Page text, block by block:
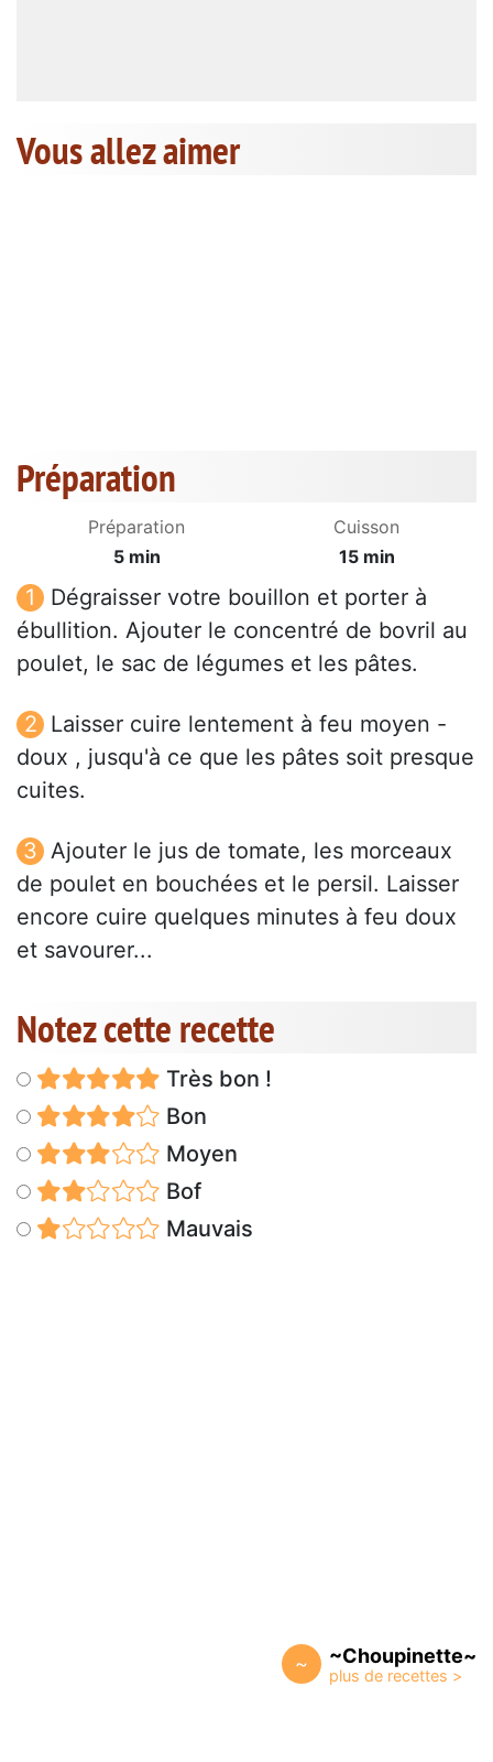
Vous allez aimer
Préparation
Préparation
5 min
Cuisson
15 min
Dégraisser votre bouillon et porter à
ébullition. Ajouter le concentré de bovril au
poulet, le sac de légumes et les pâtes.
Laisser cuire lentement à feu moyen -
doux , jusqu'à ce que les pâtes soit presque
cuites.
Ajouter le jus de tomate, les morceaux
de poulet en bouchées et le persil. Laisser
encore cuire quelques minutes à feu doux
et savourer...
Notez cette recette
Très bon !
Bon
Moyen
Bof
Mauvais
~ ~Choupinette~